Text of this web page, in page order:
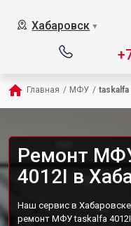
Хабаровск ▼
Главная / МФУ / taskalfa
Ремонт
4012I в
Наш сервис в
ремонт МФУ taskalfa